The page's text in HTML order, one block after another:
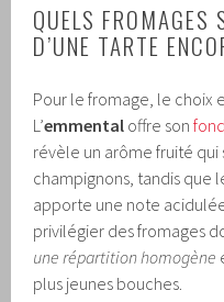
QUELS FROMAGES
D’UNE TARTE
Pour le fromage, le choix
L’emmental offre son
révèle un arôme fruité
champignons, tandis que
apporte une note
privilégier des fromages
une répartition homogène
plus jeunes bouches.